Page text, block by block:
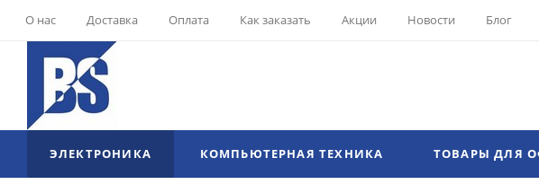
О нас Доставка Оплата Как заказать Акции Новости Блог
ЭЛЕКТРОНИКА КОМПЬЮТЕРНАЯ ТЕХНИКА ТОВАРЫ ДЛЯ